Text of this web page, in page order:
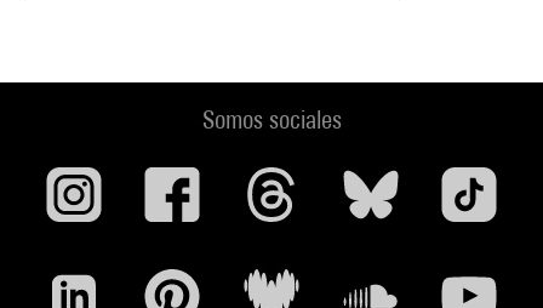
Somos sociales